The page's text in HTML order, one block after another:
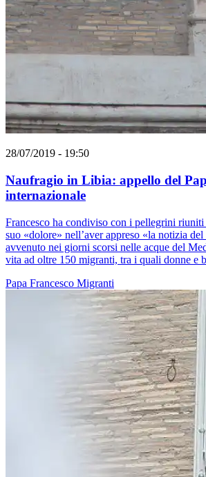
28/07/2019 - 19:50
Naufragio in Libia: appello del
internazionale
Francesco ha condiviso con i pellegrini
suo «dolore» nell’aver appreso «la notizia
avvenuto nei giorni scorsi nelle acque del
vita ad oltre 150 migranti, tra i quali donne e
Papa Francesco Migranti